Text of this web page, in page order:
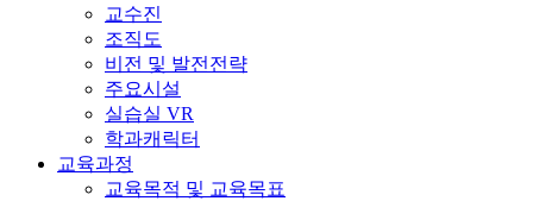
교수진
조직도
비전 및 발전전략
주요시설
실습실 VR
학과캐릭터
교육과정
교육목적 및 교육목표